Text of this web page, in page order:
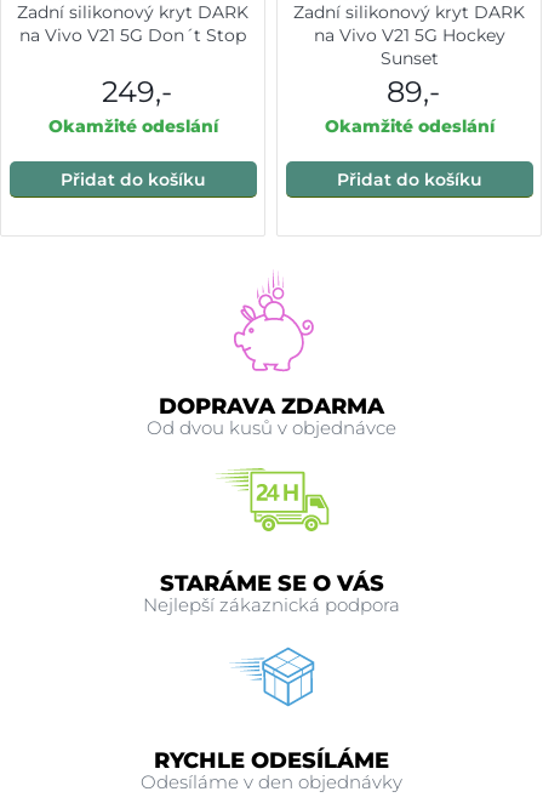
Zadní silikonový kryt DARK
na Vivo V21 5G Don´t Stop
249,-
Okamžité odeslání
Přidat do košíku
Zadní silikonový kryt DARK
na Vivo V21 5G Hockey
Sunset
89,-
Okamžité odeslání
Přidat do košíku
DOPRAVA ZDARMA
Od dvou kusů v objednávce
STARÁME SE O VÁS
Nejlepší zákaznická podpora
RYCHLE ODESÍLÁME
Odesíláme v den objednávky